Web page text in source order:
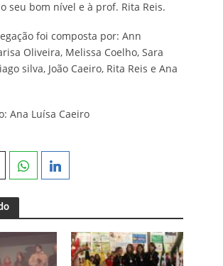
seu bom nível e à prof. Rita Reis.
foi composta por: Ann
Oliveira, Melissa Coelho, Sara
silva, João Caeiro, Rita Reis e Ana
Ana Luísa Caeiro